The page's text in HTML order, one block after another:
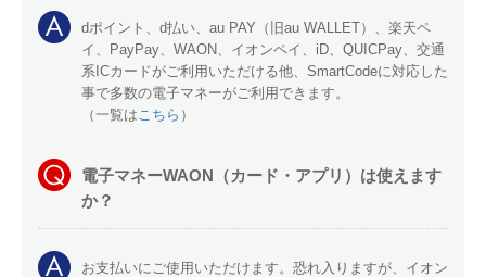
dポイント、d払い、au PAY（旧au WALLET）、楽天ペ
イ、PayPay、WAON、イオンペイ、iD、QUICPay、交通
系ICカードがご利用いただける他、SmartCodeに対応した
事で多数の電子マネーがご利用できます。
（一覧は こちら ）
電子マネーWAON（カード・アプリ）は使えます
か？
お支払いにご使用いただけます。恐れ入りますが、イオン